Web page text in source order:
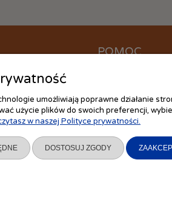
POMOC
Częste pytania
Ustawienia plików
Polityka prywatności
Regulamin zakupów
umożliwiają poprawne działanie
użycie plików do swoich preferencji,
w naszej Polityce prywatności.
DOSTOSUJ ZGODY